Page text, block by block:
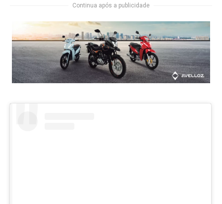
Continua após a publicidade